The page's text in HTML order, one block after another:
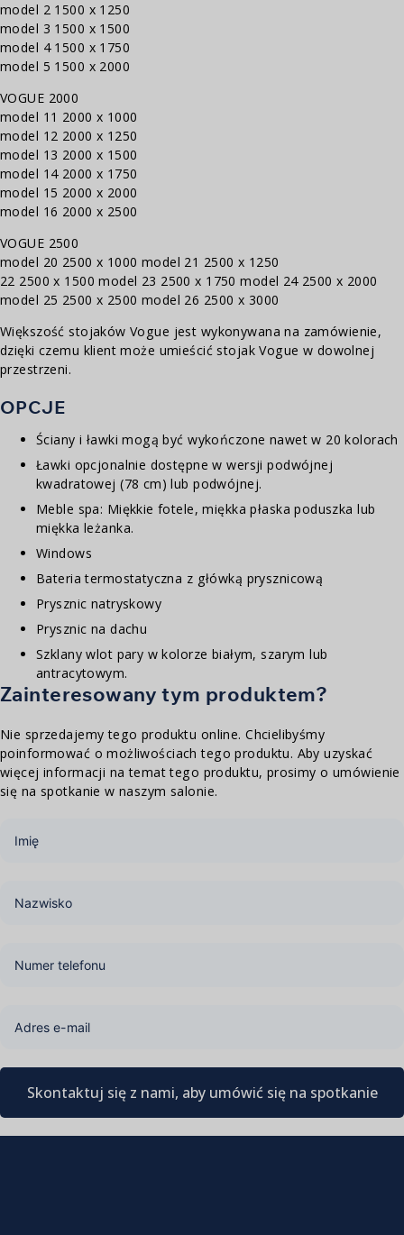
model 2 1500 x 1250
model 3 1500 x 1500
model 4 1500 x 1750
model 5 1500 x 2000
VOGUE 2000
model 11 2000 x 1000
model 12 2000 x 1250
model 13 2000 x 1500
model 14 2000 x 1750
model 15 2000 x 2000
model 16 2000 x 2500
VOGUE 2500
model 20 2500 x 1000 model 21 2500 x 1250
22 2500 x 1500 model 23 2500 x 1750 model 24 2500 x 2000
model 25 2500 x 2500 model 26 2500 x 3000
Większość stojaków Vogue jest wykonywana na zamówienie,
dzięki czemu klient może umieścić stojak Vogue w dowolnej
przestrzeni.
OPCJE
Ściany i ławki mogą być wykończone nawet w 20 kolorach
Ławki opcjonalnie dostępne w wersji podwójnej
kwadratowej (78 cm) lub podwójnej.
Meble spa: Miękkie fotele, miękka płaska poduszka lub
miękka leżanka.
Windows
Bateria termostatyczna z główką prysznicową
Prysznic natryskowy
Prysznic na dachu
Szklany wlot pary w kolorze białym, szarym lub
antracytowym.
Zainteresowany tym produktem?
Nie sprzedajemy tego produktu online. Chcielibyśmy
poinformować o możliwościach tego produktu. Aby uzyskać
więcej informacji na temat tego produktu, prosimy o umówienie
się na spotkanie w naszym salonie.
Skontaktuj się z nami, aby umówić się na spotkanie